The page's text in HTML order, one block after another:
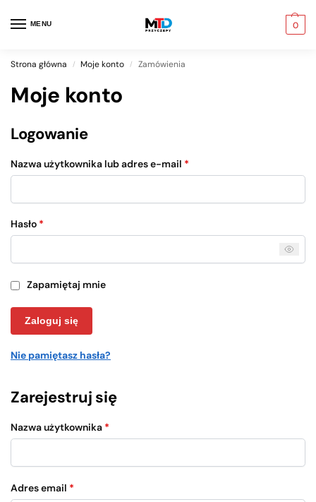
MENU 0
Strona główna / Moje konto / Zamówienia
Moje konto
Logowanie
Nazwa użytkownika lub adres e-mail *
Hasło *
Zapamiętaj mnie
Zaloguj się
Nie pamiętasz hasła?
Zarejestruj się
Nazwa użytkownika *
Adres email *